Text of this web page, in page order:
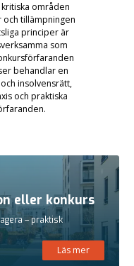
områden
tillämpningen
principer är
som
behandlar en
insolvensrätt,
och praktiska
eller konkurs
– praktisk
Läs mer